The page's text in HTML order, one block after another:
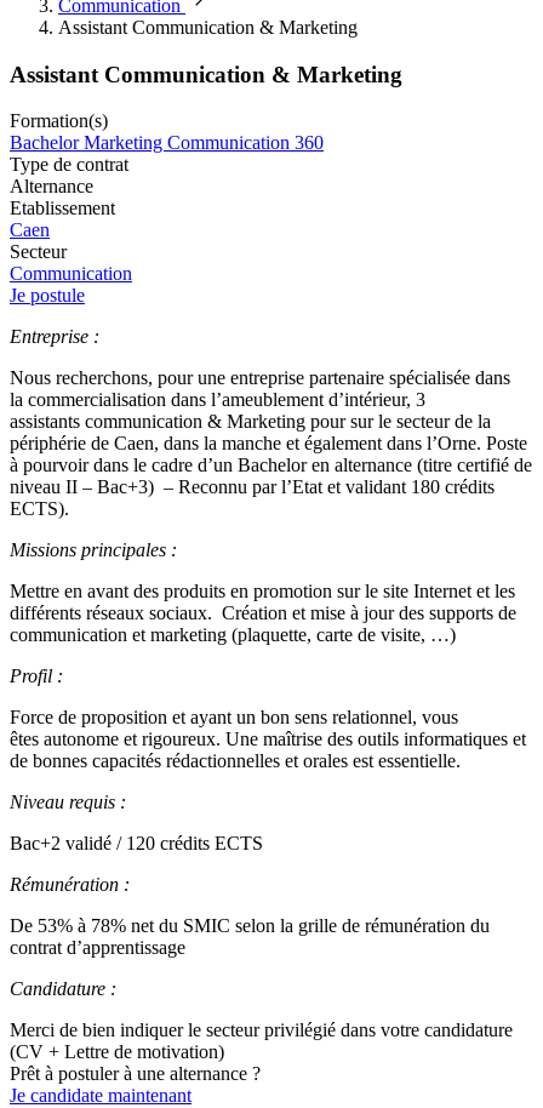
Communication
Assistant Communication & Marketing
Assistant Communication & Marketing
Formation(s)
Bachelor Marketing Communication 360
Type de contrat
Alternance
Etablissement
Caen
Secteur
Communication
Je postule
Entreprise :
Nous recherchons, pour une entreprise partenaire spécialisée dans
la commercialisation dans l’ameublement d’intérieur, 3
assistants communication & Marketing pour sur le secteur de la
périphérie de Caen, dans la manche et également dans l’Orne. Poste
à pourvoir dans le cadre d’un Bachelor en alternance (titre certifié de
niveau II – Bac+3) – Reconnu par l’Etat et validant 180 crédits
ECTS).
Missions principales :
Mettre en avant des produits en promotion sur le site Internet et les
différents réseaux sociaux. Création et mise à jour des supports de
communication et marketing (plaquette, carte de visite, …)
Profil :
Force de proposition et ayant un bon sens relationnel, vous
êtes autonome et rigoureux. Une maîtrise des outils informatiques et
de bonnes capacités rédactionnelles et orales est essentielle.
Niveau requis :
Bac+2 validé / 120 crédits ECTS
Rémunération :
De 53% à 78% net du SMIC selon la grille de rémunération du
contrat d’apprentissage
Candidature :
Merci de bien indiquer le secteur privilégié dans votre candidature
(CV + Lettre de motivation)
Prêt à postuler à une alternance ?
Je candidate maintenant